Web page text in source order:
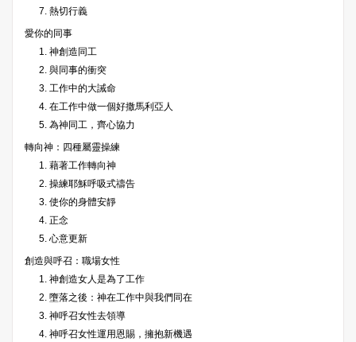
7. 熱切行義
愛你的同事
1. 神創造同工
2. 與同事的衝突
3. 工作中的大誡命
4. 在工作中做一個好撒馬利亞人
5. 為神同工，齊心協力
轉向神：四種屬靈操練
1. 藉著工作轉向神
2. 操練耶穌呼吸式禱告
3. 使你的身體安靜
4. 正念
5. 心意更新
創造與呼召：職場女性
1. 神創造女人是為了工作
2. 墮落之後：神在工作中與我們同在
3. 神呼召女性去領導
4. 神呼召女性運用恩賜，擁抱新機遇